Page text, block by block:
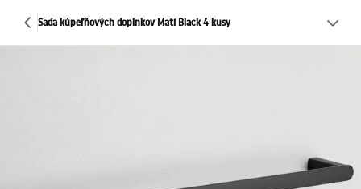
Sada kúpeľňových doplnkov Mati Black 4 kusy